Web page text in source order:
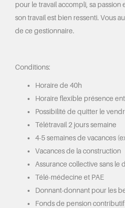
pour le travail accompli, sa
son travail est bien ressenti. Vous
de ce gestionnaire.
Conditions:
Horaire de 40h
Horaire flexible présence
Possibilité de quitter le
Télétravail 2 jours semaine
4-5 semaines de vacances
Vacances de la construction
Assurance collective sans le
Télé-médecine et PAE
Donnant-donnant pour les
Fonds de pension